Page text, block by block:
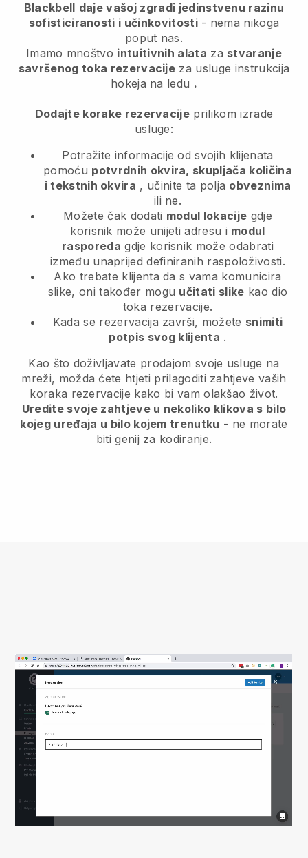
Blackbell daje vašoj zgradi jedinstvenu razinu
sofisticiranosti i učinkovitosti- nema nikoga
poput nas.
Imamo mnoštvo intuitivnih alata za stvaranje
savršenog toka rezervacije za usluge instrukcija
hokeja na ledu .
Dodajte korake rezervacije prilikom izrade
usluge:
Potražite informacije od svojih klijenata
pomoću potvrdnih okvira, skupljača količina
i tekstnih okvira , učinite ta polja obveznima
ili ne.
Možete čak dodati modul lokacije gdje
korisnik može unijeti adresu i modul
rasporeda gdje korisnik može odabrati
između unaprijed definiranih raspoloživosti.
Ako trebate klijenta da s vama komunicira
slike, oni također mogu učitati slike kao dio
toka rezervacije.
Kada se rezervacija završi, možete snimiti
potpis svog klijenta .
Kao što doživljavate prodajom svoje usluge na
mreži, možda ćete htjeti prilagoditi zahtjeve vaših
koraka rezervacije kako bi vam olakšao život.
Uredite svoje zahtjeve u nekoliko klikova s bilo
kojeg uređaja u bilo kojem trenutku - ne morate
biti genij za kodiranje.